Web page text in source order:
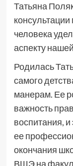
Татьяна
консультации
человека
аспекту
Родилась
самого
манерам. Ее
важность
воспитания,
ее
окончания
ВШЭ на